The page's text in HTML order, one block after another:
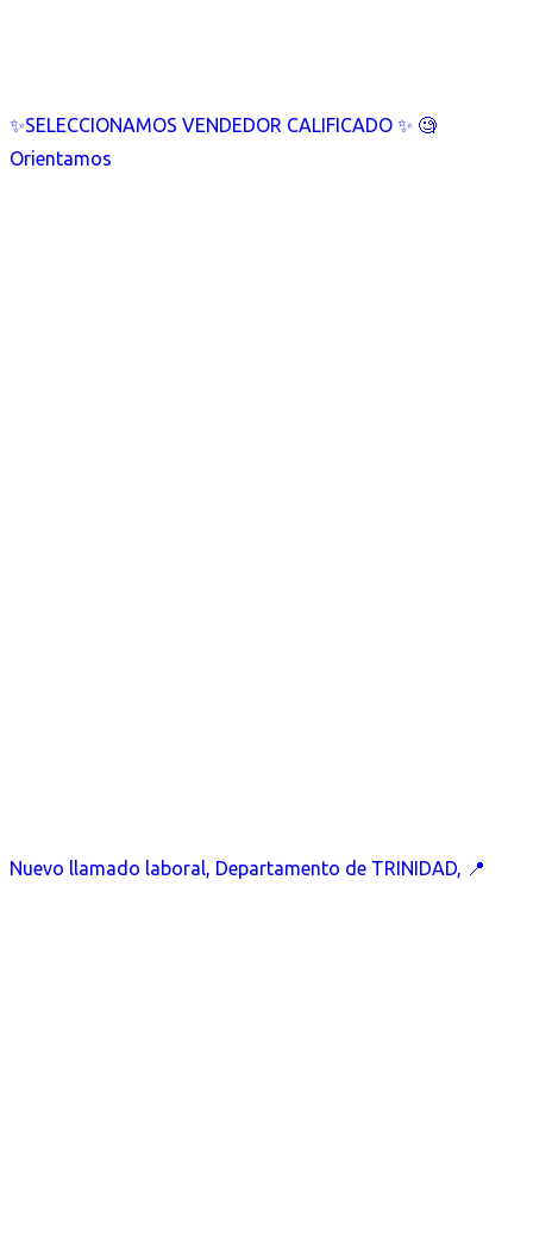
✨SELECCIONAMOS VENDEDOR CALIFICADO ✨ 🧐
Orientamos
Nuevo llamado laboral, Departamento de TRINIDAD, 📍